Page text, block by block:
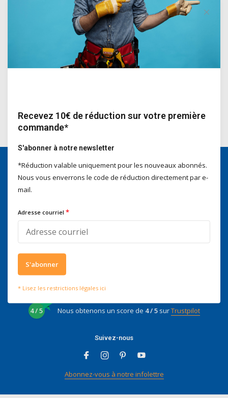
fixation des panneaux Omnex sur
verre et de minéraux recyclés,
idéal pour le revêtement des murs
et des plafonds et pour des
applications à l'interieur &
extérieur.
Deliverytime
Nous serons heureux d'aider
Ce que disent nos clients
4 / 5 Nous obtenons un score de 4 / 5surTrustpilot
Suivez-nous
Abonnez-vous à notre infolettre
Recevez 10€ de réduction sur votre première
commande*
S'abonner à notre newsletter
*Réduction valable uniquement pour les nouveaux abonnés.
Nous vous enverrons le code de réduction directement par e-
mail.
Adresse courriel *
S'abonner
* Lisez les restrictions légales ici